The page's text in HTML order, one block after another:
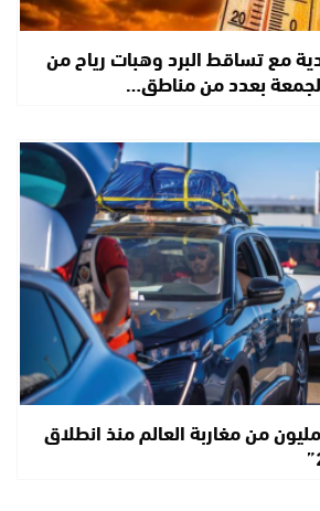
مع تساقط البرد وهبات رياح من
الجمعة بعدد من مناطق…
دخول أزيد من 2,7 مليون من مغاربة العالم منذ انطلاق